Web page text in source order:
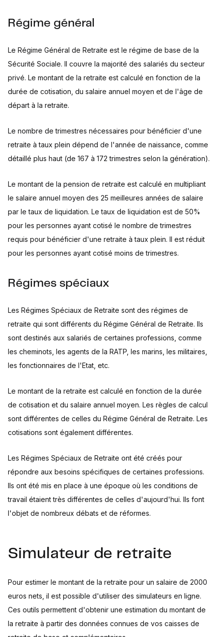
Régime général
Le Régime Général de Retraite est le régime de base de la
Sécurité Sociale. Il couvre la majorité des salariés du secteur
privé. Le montant de la retraite est calculé en fonction de la
durée de cotisation, du salaire annuel moyen et de l'âge de
départ à la retraite.
Le nombre de trimestres nécessaires pour bénéficier d'une
retraite à taux plein dépend de l'année de naissance, comme
détaillé plus haut (de 167 à 172 trimestres selon la génération).
Le montant de la pension de retraite est calculé en multipliant
le salaire annuel moyen des 25 meilleures années de salaire
par le taux de liquidation. Le taux de liquidation est de 50%
pour les personnes ayant cotisé le nombre de trimestres
requis pour bénéficier d'une retraite à taux plein. Il est réduit
pour les personnes ayant cotisé moins de trimestres.
Régimes spéciaux
Les Régimes Spéciaux de Retraite sont des régimes de
retraite qui sont différents du Régime Général de Retraite. Ils
sont destinés aux salariés de certaines professions, comme
les cheminots, les agents de la RATP, les marins, les militaires,
les fonctionnaires de l'Etat, etc.
Le montant de la retraite est calculé en fonction de la durée
de cotisation et du salaire annuel moyen. Les règles de calcul
sont différentes de celles du Régime Général de Retraite. Les
cotisations sont également différentes.
Les Régimes Spéciaux de Retraite ont été créés pour
répondre aux besoins spécifiques de certaines professions.
Ils ont été mis en place à une époque où les conditions de
travail étaient très différentes de celles d'aujourd'hui. Ils font
l'objet de nombreux débats et de réformes.
Simulateur de retraite
Pour estimer le montant de la retraite pour un salaire de 2000
euros nets, il est possible d'utiliser des simulateurs en ligne.
Ces outils permettent d'obtenir une estimation du montant de
la retraite à partir des données connues de vos caisses de